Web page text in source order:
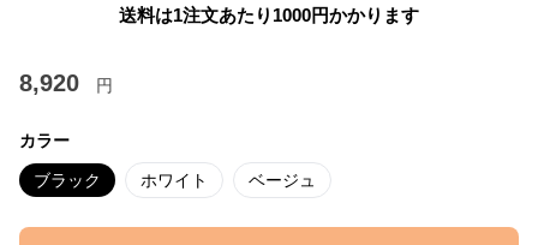
送料は1注文あたり 1000円かかります
8,920 円
カラー
ブラック ホワイト ベージュ